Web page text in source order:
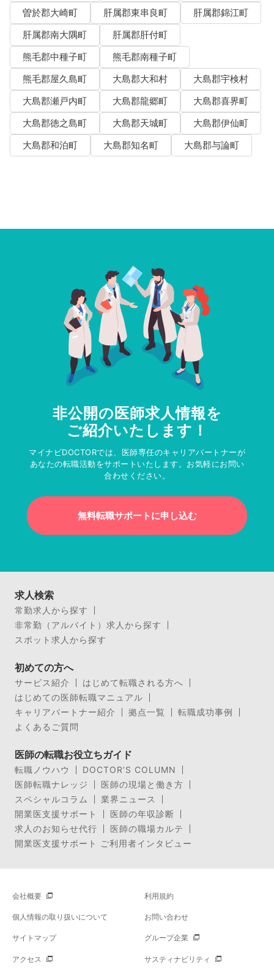
曽於郡大崎町
肝属郡東串良町
肝属郡錦江町
肝属郡南大隅町
肝属郡肝付町
熊毛郡中種子町
熊毛郡南種子町
熊毛郡屋久島町
大島郡大和村
大島郡宇検村
大島郡瀬戸内町
大島郡龍郷町
大島郡喜界町
大島郡徳之島町
大島郡天城町
大島郡伊仙町
大島郡和泊町
大島郡知名町 大島郡与論町
非公開の医師求人情報を
ご紹介いたします！
マイナビDOCTORでは、医師専任のキャリアパートナーが
あなたの転職活動をサポートいたします。お気軽にお問い
合わせください。
無料転職サポートに申し込む
求人検索
常勤求人から探す
非常勤（アルバイト）求人から探す
スポット求人から探す
初めての方へ
サービス紹介
はじめて転職される方へ
はじめての医師転職マニュアル
キャリアパートナー紹介
拠点一覧
転職成功事例
よくあるご質問
医師の転職お役立ちガイド
転職ノウハウ
DOCTOR’S COLUMN
医師転職ナレッジ
医師の現場と働き方
スペシャルコラム
業界ニュース
開業医支援サポート
医師の年収診断
求人のお知らせ代行
医師の職場カルテ
開業医支援サポート ご利用者インタビュー
会社概要 利用規約
個人情報の取り扱いについて お問い合わせ
サイトマップ グループ企業
アクセス サスティナビリティ